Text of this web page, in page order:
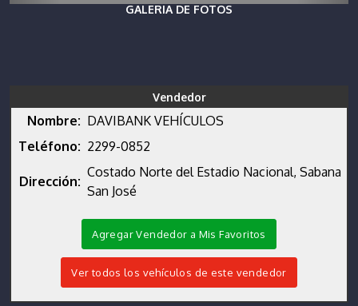
GALERIA DE FOTOS
Vendedor
Nombre: DAVIBANK VEHÍCULOS
Teléfono: 2299-0852
Dirección:
Costado Norte del Estadio Nacional, Sabana
San José
Agregar Vendedor a Mis Favoritos
Ver todos los vehículos de este vendedor